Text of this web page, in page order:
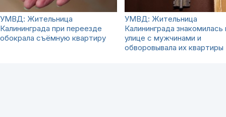
УМВД: Жительница
Калининграда при переезде
обокрала съёмную квартиру
УМВД: Жительница
Калининграда знакомилась
улице с мужчинами и
обворовывала их квартиры